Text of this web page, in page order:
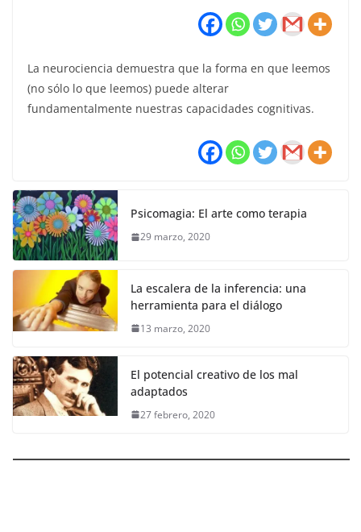
La neurociencia demuestra que la forma en que leemos
(no sólo lo que leemos) puede alterar
fundamentalmente nuestras capacidades cognitivas.
Psicomagia: El arte como terapia
29 marzo, 2020
La escalera de la inferencia: una
herramienta para el diálogo
13 marzo, 2020
El potencial creativo de los mal
adaptados
27 febrero, 2020